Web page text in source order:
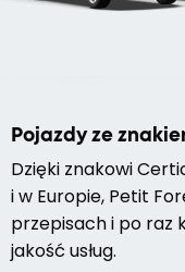
Pojazdy ze
Dzięki znakowi
i w Europie, Petit
przepisach i po raz
jakość usług.